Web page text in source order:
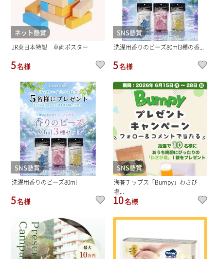
ネット懸賞
JR東日本特製 車両ポスター
5名様
SNS懸賞
洗濯用香りのビーズ80ml3種の香...
5名様
SNS懸賞
洗濯用香りのビーズ80ml
5名様
SNS懸賞
海苔チップス「Bumpy」わさび
塩...
10名様